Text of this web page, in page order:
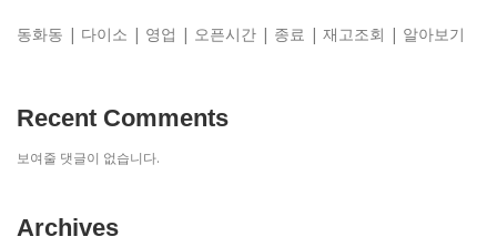
동화동 | 다이소 | 영업 | 오픈시간 | 종료 | 재고조회 | 알아보기
Recent Comments
보여줄 댓글이 없습니다.
Archives